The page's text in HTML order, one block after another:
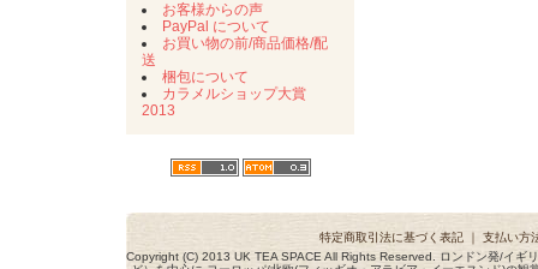
お客様からの声
PayPal について
お買い物の前/商品価格/配
送
梱包について
カラメルショップ大賞
2013
特定商取引法に基づく表記 ｜ 支払い方
Copyright (C) 2013 UK TEA SPACE All Rights Reserved. ロンドン発/イギ